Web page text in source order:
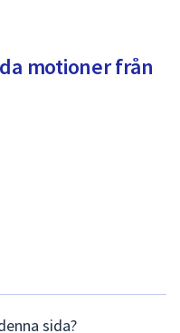
för
motioner från
sida?